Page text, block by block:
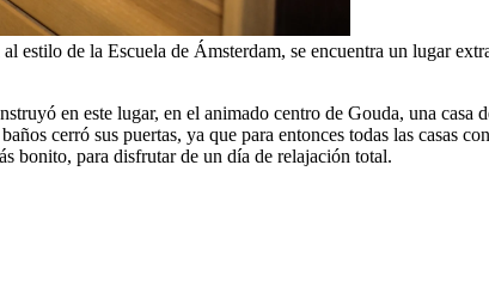
estilo de la Escuela de Ámsterdam, se encuentra un lugar
en este lugar, en el animado centro de Gouda, una casa
cerró sus puertas, ya que para entonces todas las casas
bonito, para disfrutar de un día de relajación total.